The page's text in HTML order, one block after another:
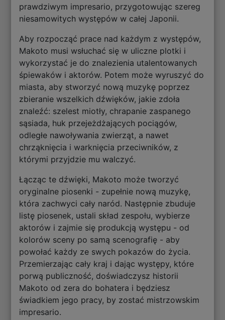
prawdziwym impresario, przygotowując szereg
niesamowitych występów w całej Japonii.
Aby rozpocząć prace nad każdym z występów,
Makoto musi wsłuchać się w uliczne plotki i
wykorzystać je do znalezienia utalentowanych
śpiewaków i aktorów. Potem może wyruszyć do
miasta, aby stworzyć nową muzykę poprzez
zbieranie wszelkich dźwięków, jakie zdoła
znaleźć: szelest miotły, chrapanie zaspanego
sąsiada, huk przejeżdżających pociągów,
odległe nawoływania zwierząt, a nawet
chrząknięcia i warknięcia przeciwników, z
którymi przyjdzie mu walczyć.
Łącząc te dźwięki, Makoto może tworzyć
oryginalne piosenki - zupełnie nową muzykę,
która zachwyci cały naród. Następnie zbuduje
listę piosenek, ustali skład zespołu, wybierze
aktorów i zajmie się produkcją występu - od
kolorów sceny po samą scenografię - aby
powołać każdy ze swych pokazów do życia.
Przemierzając cały kraj i dając występy, które
porwą publiczność, doświadczysz historii
Makoto od zera do bohatera i będziesz
świadkiem jego pracy, by zostać mistrzowskim
impresario.